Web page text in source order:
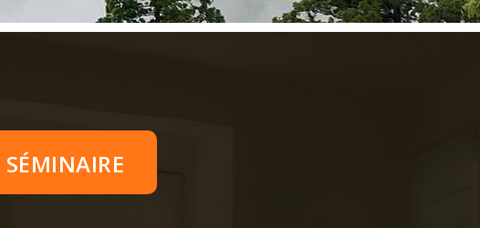
SÉMINAIRE